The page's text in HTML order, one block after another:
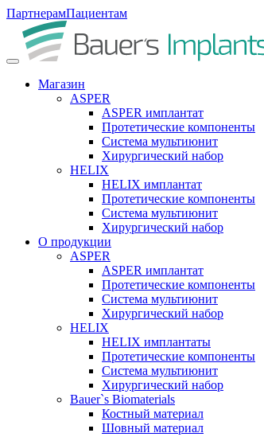
ПартнерамПациентам
Магазин
ASPER
ASPER имплантат
Протетические компоненты
Система мультиюнит
Хирургический набор
HELIX
HELIX имплантат
Протетические компоненты
Система мультиюнит
Хирургический набор
О продукции
ASPER
ASPER имплантат
Протетические компоненты
Система мультиюнит
Хирургический набор
HELIX
HELIX имплантаты
Протетические компоненты
Система мультиюнит
Хирургический набор
Bauer`s Biomaterials
Костный материал
Шовный материал